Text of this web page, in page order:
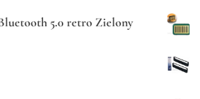
5.0 retro Zielony